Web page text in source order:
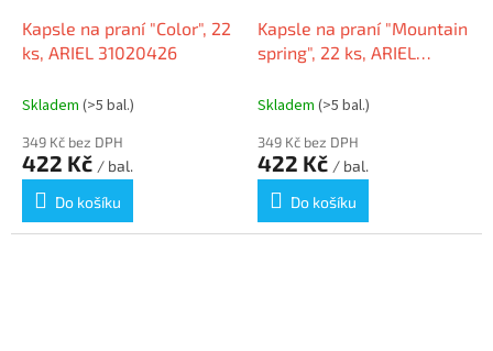
Kapsle na praní "Color", 22
ks, ARIEL 31020426
Skladem (>5 bal.)
349 Kč bez DPH
422 Kč / bal.
Do košíku
Kapsle na praní "Mountain
spring", 22 ks, ARIEL
Skladem (>5 bal.)
349 Kč bez DPH
422 Kč / bal.
Do košíku